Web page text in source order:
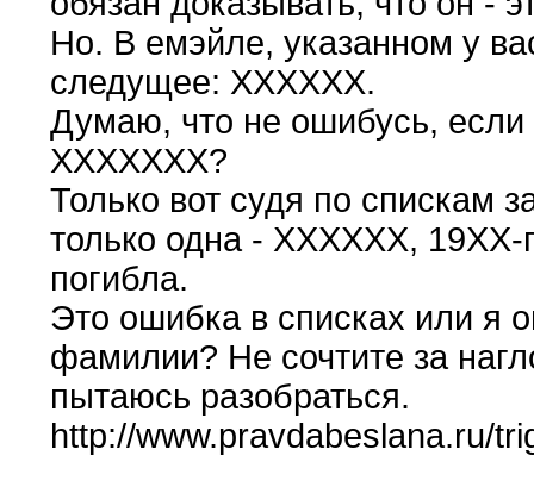
Но. В емэйле, указанном у
следущее: ХХХХХХ.
Думаю, что не ошибусь, если
ХХХХХХХ?
Только вот судя по спискам
только одна - ХХХХХХ, 19ХХ-
погибла.
Это ошибка в списках или я
фамилии? Не сочтите за
пытаюсь разобраться.
http://www.pravdabeslana.ru/